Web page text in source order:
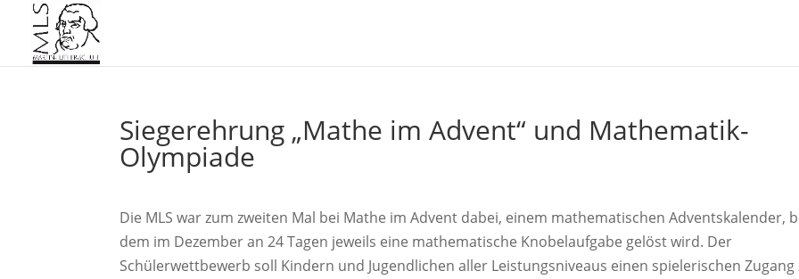
Siegerehrung „Mathe im Advent“ und Mathematik-
Olympiade
Die MLS war zum zweiten Mal bei Mathe im Advent dabei, einem mathematischen Adventskalender,
dem im Dezember an 24 Tagen jeweils eine mathematische Knobelaufgabe gelöst wird. Der
Schülerwettbewerb soll Kindern und Jugendlichen aller Leistungsniveaus einen spielerischen Zugang